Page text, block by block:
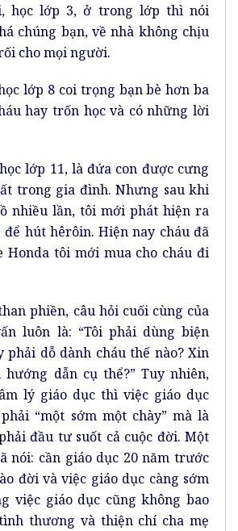
học lớp 3, ở trong lớp thì nói
chúng bạn, về nhà không chịu
cho mọi người.
lớp 8 coi trọng bạn bè hơn ba
hay trốn học và có những lời
lớp 11, là đứa con được cưng
trong gia đình. Nhưng sau khi
nhiều lần, tôi mới phát hiện ra
để hút hêrôin. Hiện nay cháu đã
Honda tôi mới mua cho cháu đi
phiền, câu hỏi cuối cùng của
luôn là: “Tôi phải dùng biện
phải dỗ dành cháu thế nào? Xin
dẫn cụ thể?” Tuy nhiên,
lý giáo dục thì việc giáo dục
“một sớm một chày” mà là
đầu tư suốt cả cuộc đời. Một
nói: cần giáo dục 20 năm trước
đời và việc giáo dục càng sớm
việc giáo dục cũng không bao
thương và thiện chí cha mẹ